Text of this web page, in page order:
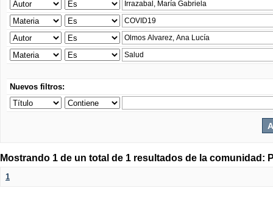
Nuevos filtros:
Mostrando 1 de un total de 1 resultados de la
1